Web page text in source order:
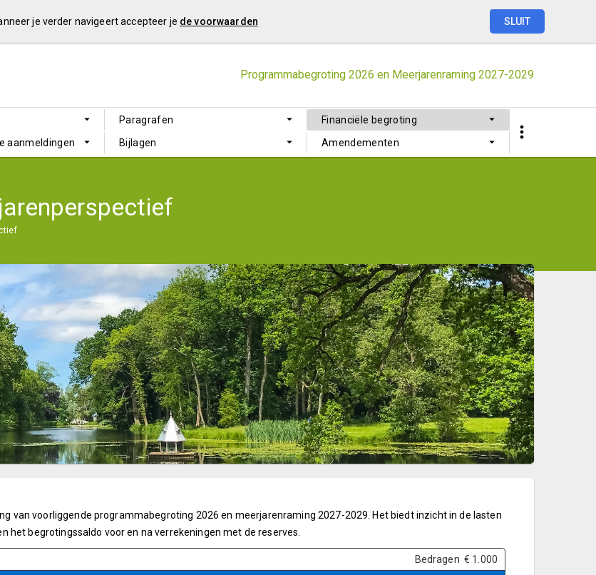
je verder navigeert accepteer je de voorwaarden SLUIT
Programmabegroting 2026 en Meerjarenraming 2027-2029
Paragrafen
Financiële begroting
aanmeldingen Bijlagen Amendementen
van voorliggende programmabegroting 2026 en meerjarenraming 2027-2029. Het biedt inzicht in de lasten
het begrotingssaldo voor en na verrekeningen met de reserves.
Bedragen € 1.000